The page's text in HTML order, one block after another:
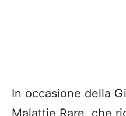
In occasione della
Malattie Rare, che